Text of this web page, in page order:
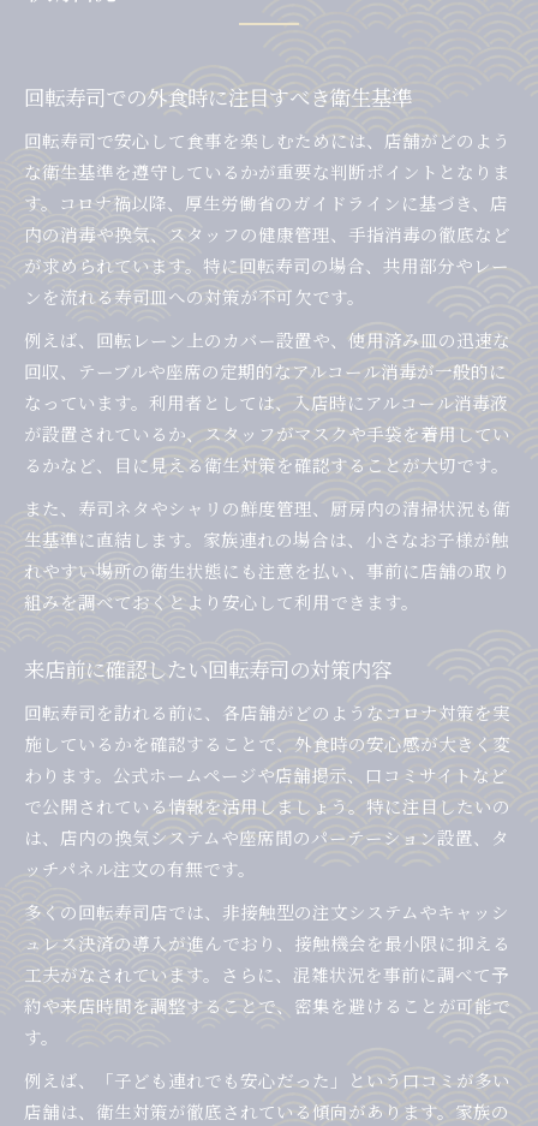
回転寿司での外食時に注目すべき衛生基準
回転寿司で安心して食事を楽しむためには、店舗がどのよう
な衛生基準を遵守しているかが重要な判断ポイントとなりま
す。コロナ禍以降、厚生労働省のガイドラインに基づき、店
内の消毒や換気、スタッフの健康管理、手指消毒の徹底など
が求められています。特に回転寿司の場合、共用部分やレー
ンを流れる寿司皿への対策が不可欠です。
例えば、回転レーン上のカバー設置や、使用済み皿の迅速な
回収、テーブルや座席の定期的なアルコール消毒が一般的に
なっています。利用者としては、入店時にアルコール消毒液
が設置されているか、スタッフがマスクや手袋を着用してい
るかなど、目に見える衛生対策を確認することが大切です。
また、寿司ネタやシャリの鮮度管理、厨房内の清掃状況も衛
生基準に直結します。家族連れの場合は、小さなお子様が触
れやすい場所の衛生状態にも注意を払い、事前に店舗の取り
組みを調べておくとより安心して利用できます。
来店前に確認したい回転寿司の対策内容
回転寿司を訪れる前に、各店舗がどのようなコロナ対策を実
施しているかを確認することで、外食時の安心感が大きく変
わります。公式ホームページや店舗掲示、口コミサイトなど
で公開されている情報を活用しましょう。特に注目したいの
は、店内の換気システムや座席間のパーテーション設置、タ
ッチパネル注文の有無です。
多くの回転寿司店では、非接触型の注文システムやキャッシ
ュレス決済の導入が進んでおり、接触機会を最小限に抑える
工夫がなされています。さらに、混雑状況を事前に調べて予
約や来店時間を調整することで、密集を避けることが可能で
す。
例えば、「子ども連れでも安心だった」という口コミが多い
店舗は、衛生対策が徹底されている傾向があります。家族の